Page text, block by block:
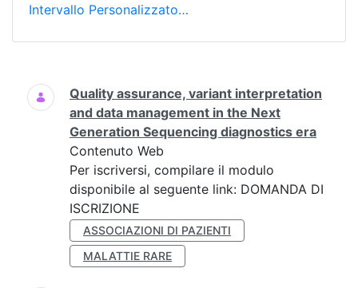
Intervallo Personalizzato…
Ricerca
Quality assurance, variant interpretation
and data management in the Next
Generation Sequencing diagnostics era
Contenuto Web
Per iscriversi, compilare il modulo
disponibile al seguente link: DOMANDA DI
ISCRIZIONE
ASSOCIAZIONI DI PAZIENTI
MALATTIE RARE